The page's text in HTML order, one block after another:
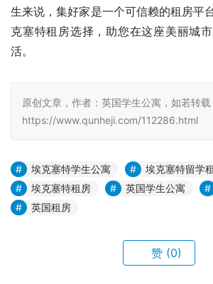
生来说，集好家是一个可信赖的租房平
克塞特租房选择，助您在这座美丽城
活。
原创文章，作者：英国学生公寓，如若转载
https://www.qunheji.com/112286.html
埃克塞特学生公寓
埃克塞特留学
埃克塞特租房
英国学生公寓
英国租房
赞 (0)